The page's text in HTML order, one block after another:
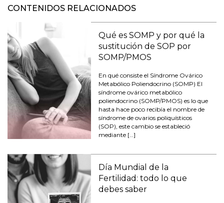
CONTENIDOS RELACIONADOS
Qué es SOMP y por qué la
sustitución de SOP por
SOMP/PMOS
En qué consiste el Síndrome Ovárico
Metabólico Poliendocrino (SOMP) El
síndrome ovárico metabólico
poliendocrino (SOMP/PMOS) es lo que
hasta hace poco recibía el nombre de
síndrome de ovarios poliquísticos
(SOP), este cambio se estableció
mediante […]
Día Mundial de la
Fertilidad: todo lo que
debes saber